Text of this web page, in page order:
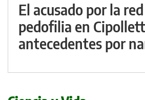
El acusado por la
pedofilia en
antecedentes por